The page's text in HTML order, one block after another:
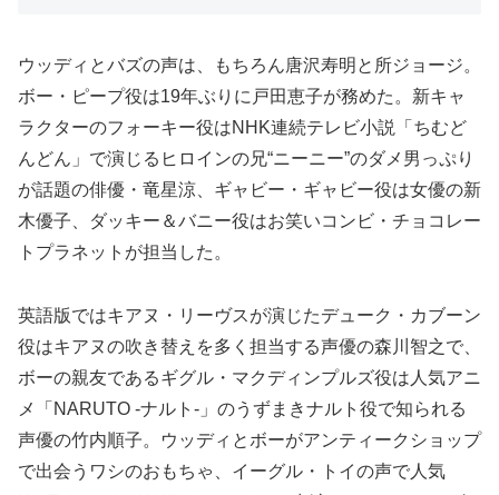
ウッディとバズの声は、もちろん唐沢寿明と所ジョージ。
ボー・ピープ役は19年ぶりに戸田恵子が務めた。新キャ
ラクターのフォーキー役はNHK連続テレビ小説「ちむど
んどん」で演じるヒロインの兄“ニーニー”のダメ男っぷり
が話題の俳優・竜星涼、ギャビー・ギャビー役は女優の新
木優子、ダッキー＆バニー役はお笑いコンビ・チョコレー
トプラネットが担当した。
英語版ではキアヌ・リーヴスが演じたデューク・カブーン
役はキアヌの吹き替えを多く担当する声優の森川智之で、
ボーの親友であるギグル・マクディンプルズ役は人気アニ
メ「NARUTO -ナルト-」のうずまきナルト役で知られる
声優の竹内順子。ウッディとボーがアンティークショップ
で出会うワシのおもちゃ、イーグル・トイの声で人気